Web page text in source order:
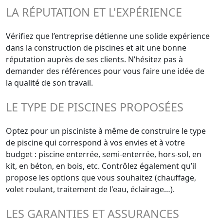
LA RÉPUTATION ET L'EXPÉRIENCE
Vérifiez que l’entreprise détienne une solide expérience
dans la construction de piscines et ait une bonne
réputation auprès de ses clients. N’hésitez pas à
demander des références pour vous faire une idée de
la qualité de son travail.
LE TYPE DE PISCINES PROPOSÉES
Optez pour un pisciniste à même de construire le type
de piscine qui correspond à vos envies et à votre
budget : piscine enterrée, semi-enterrée, hors-sol, en
kit, en béton, en bois, etc. Contrôlez également qu’il
propose les options que vous souhaitez (chauffage,
volet roulant, traitement de l'eau, éclairage…).
LES GARANTIES ET ASSURANCES